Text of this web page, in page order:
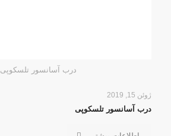
درب آسانسور تلسکوپی
ژوئن 15, 2019
درب آسانسور تلسکوپی